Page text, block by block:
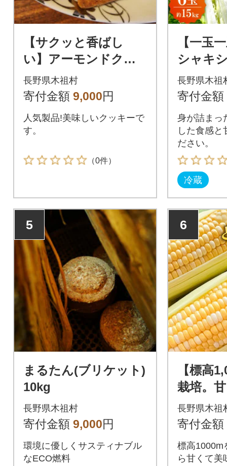
【サクッと香ばし
い】アーモンドクッ
キー600g
長野県木祖村
寄付金額 9,000円
人気製品!美味しいクッキーで
す。
（0件）
【一玉
シャキ
御嶽は
26年7月
長野県木祖
寄付金額
身が詰まっ
した食感と
ださい。
冷蔵
5
まるたん(ブリケット)
10kg
長野県木祖村
寄付金額 9,000円
環境に優しくサスティナブル
なECO燃料
6
【標高
栽培。
い!】木
ろこし
長野県木祖
寄付金額
標高1000m
ら甘くて美